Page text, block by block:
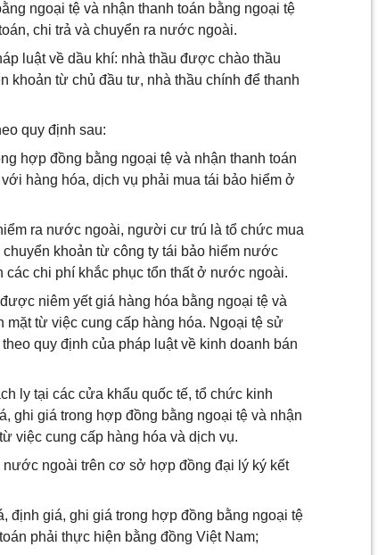
ngoại tệ và nhận thanh toán bằng ngoại tệ
chi trả và chuyển ra nước ngoài.
luật về dầu khí: nhà thầu được chào thầu
khoản từ chủ đầu tư, nhà thầu chính để thanh
quy định sau:
hợp đồng bằng ngoại tệ và nhận thanh toán
hàng hóa, dịch vụ phải mua tái bảo hiểm ở
ra nước ngoài, người cư trú là tổ chức mua
khoản từ công ty tái bảo hiểm nước
các chi phí khắc phục tổn thất ở nước ngoài.
niêm yết giá hàng hóa bằng ngoại tệ và
mặt từ việc cung cấp hàng hóa. Ngoại tệ sử
quy định của pháp luật về kinh doanh bán
ly tại các cửa khẩu quốc tế, tổ chức kinh
ghi giá trong hợp đồng bằng ngoại tệ và nhận
việc cung cấp hàng hóa và dịch vụ.
ngoài trên cơ sở hợp đồng đại lý ký kết
giá, ghi giá trong hợp đồng bằng ngoại tệ
phải thực hiện bằng đồng Việt Nam;